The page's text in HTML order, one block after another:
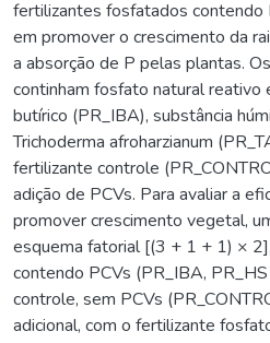
fertilizantes fosfatados contendo
em promover o crescimento da
a absorção de P pelas plantas.
continham fosfato natural
butírico (PR_IBA), substância
Trichoderma afroharzianum
fertilizante controle
adição de PCVs. Para avaliar a
promover crescimento vegetal,
esquema fatorial [(3 + 1 + 1) ×
contendo PCVs (PR_IBA,
controle, sem PCVs
adicional, com o fertilizante